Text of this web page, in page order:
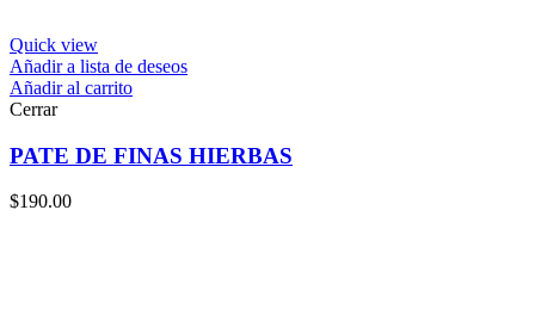
Quick view
Añadir a lista de deseos
Añadir al carrito
Cerrar
PATE DE FINAS HIERBAS
$190.00